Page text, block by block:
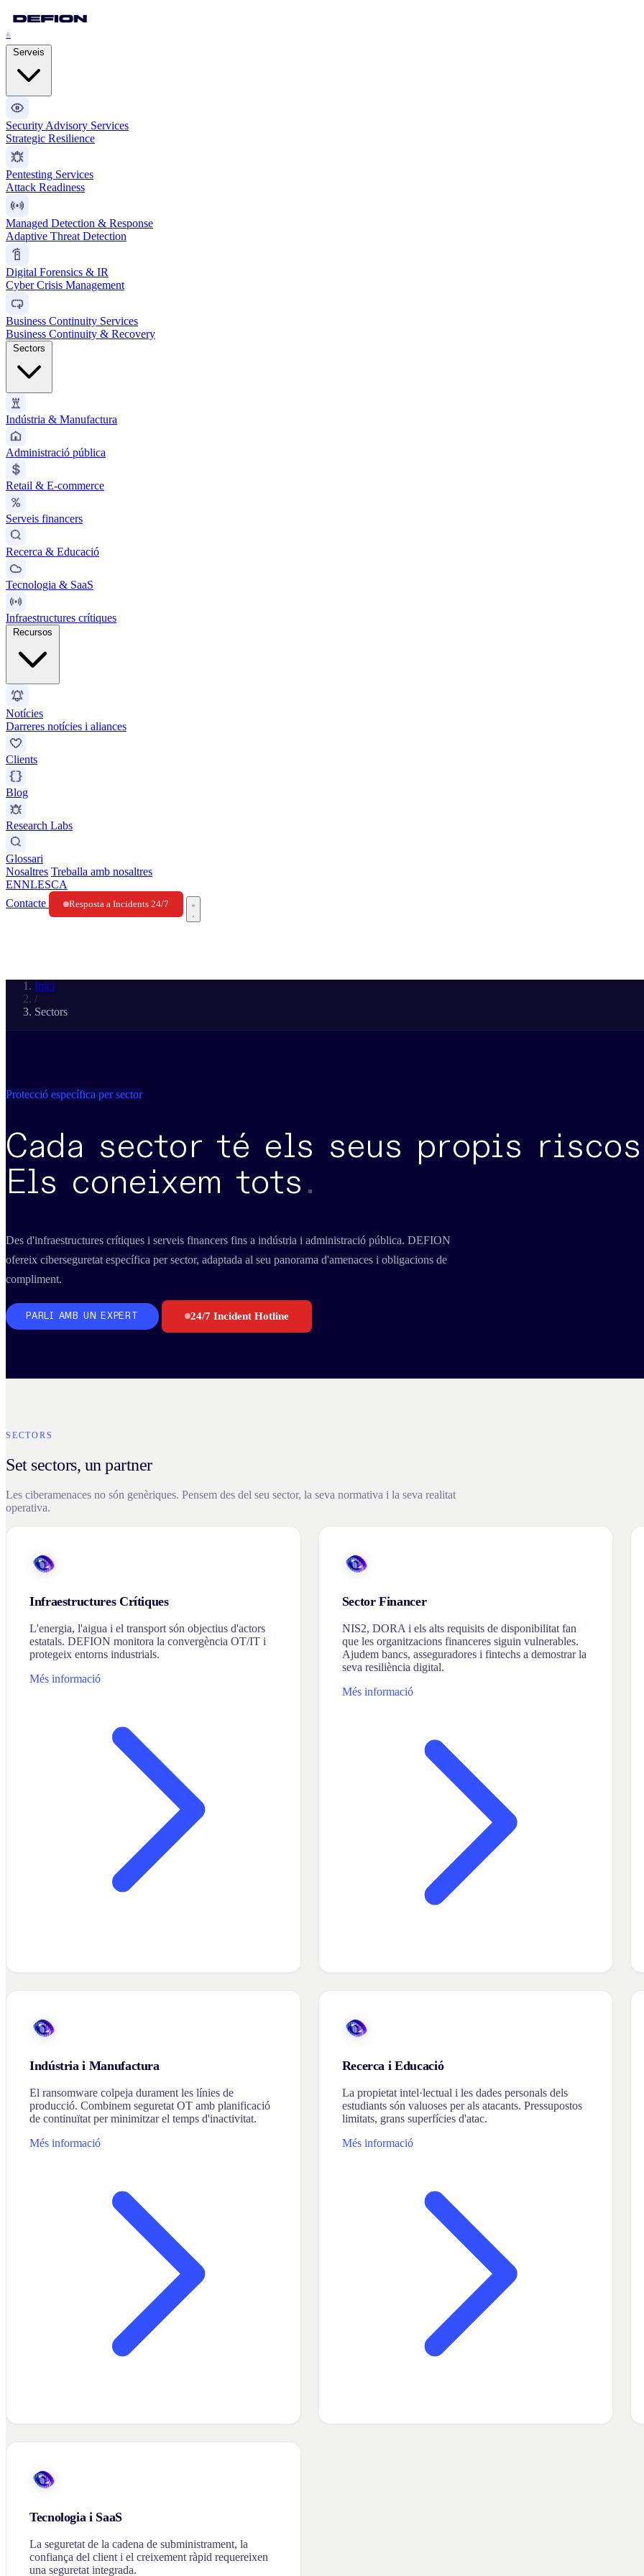
®
Security Advisory Services
Strategic Resilience
Pentesting Services
Attack Readiness
Managed Detection & Response
Adaptive Threat Detection
Digital Forensics & IR
Cyber Crisis Management
Business Continuity Services
Business Continuity & Recovery
Indústria & Manufactura
Administració pública
Retail & E-commerce
Serveis financers
Recerca & Educació
Tecnologia & SaaS
Infraestructures crítiques
Notícies
Darreres notícies i aliances
Clients
Blog
Research Labs
Glossari
Nosaltres Treballa amb nosaltres
ENNLESCA
Contacte
Resposta a Incidents 24/7
Inici
/
Sectors
Protecció específica per sector
Cada sector té els seus propis riscos
Els coneixem tots .
Des d'infraestructures crítiques i serveis financers fins a indústria i administració pública. DEFION
ofereix ciberseguretat específica per sector, adaptada al seu panorama d'amenaces i obligacions de
compliment.
PARLI AMB UN EXPERT 24/7 Incident Hotline
SECTORS
Set sectors, un partner
Les ciberamenaces no són genèriques. Pensem des del seu sector, la seva normativa i la seva realitat
operativa.
Infraestructures Crítiques
L'energia, l'aigua i el transport són objectius d'actors
estatals. DEFION monitora la convergència OT/IT i
protegeix entorns industrials.
Més informació
Sector Financer
NIS2, DORA i els alts requisits de disponibilitat fan
que les organitzacions financeres siguin vulnerables.
Ajudem bancs, asseguradores i fintechs a demostrar la
seva resiliència digital.
Més informació
Indústria i Manufactura
El ransomware colpeja durament les línies de
producció. Combinem seguretat OT amb planificació
de continuïtat per minimitzar el temps d'inactivitat.
Més informació
Recerca i Educació
La propietat intel·lectual i les dades personals dels
estudiants són valuoses per als atacants. Pressupostos
limitats, grans superfícies d'atac.
Més informació
Tecnologia i SaaS
La seguretat de la cadena de subministrament, la
confiança del client i el creixement ràpid requereixen
una seguretat integrada.